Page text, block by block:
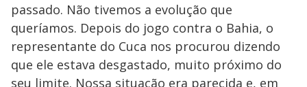
passado. Não tivemos a evolução que
queríamos. Depois do jogo contra o Bahia, o
representante do Cuca nos procurou dizendo
que ele estava desgastado, muito próximo do
seu limite. Nossa situação era parecida e, em